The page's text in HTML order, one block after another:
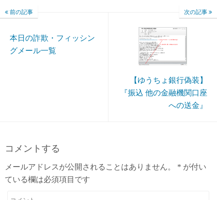
前の記事
本日の詐欺・フィッシン
グメール一覧
次の記事
【ゆうちょ銀行偽装】
『振込 他の金融機関口座
への送金』
コメントする
メールアドレスが公開されることはありません。 * が付い
ている欄は必須項目です